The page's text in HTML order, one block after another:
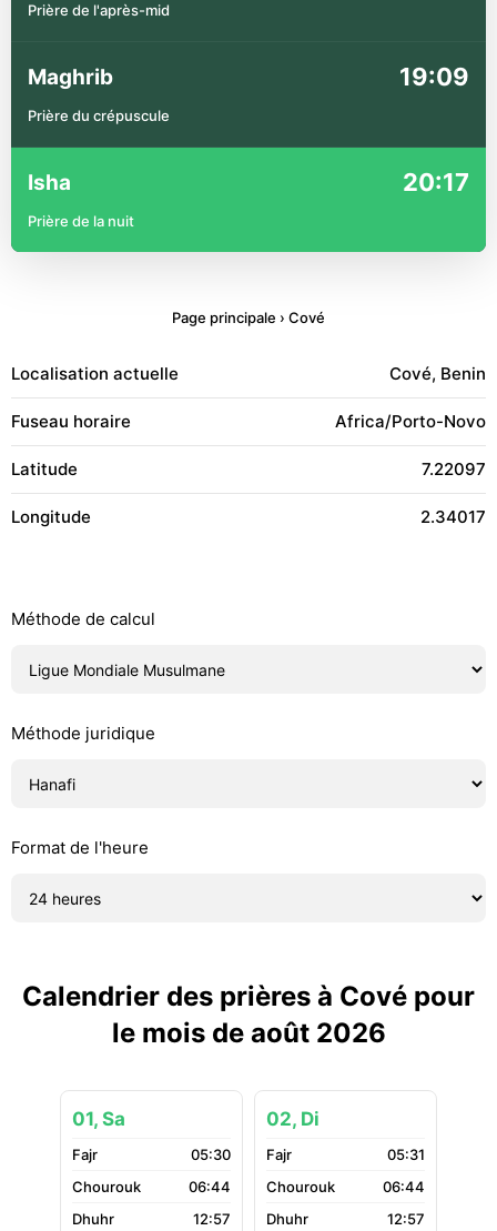
Prière de l'après-mid
Maghrib 19:09
Prière du crépuscule
Isha 20:17
Prière de la nuit
Page principale › Cové
Localisation actuelle Cové, Benin
Fuseau horaire Africa/Porto-Novo
Latitude 7.22097
Longitude 2.34017
Méthode de calcul
Méthode juridique
Format de l'heure
Calendrier des prières à Cové pour
le mois de août 2026
01, Sa
05:30
06:44
12:57
02, Di
05:31
06:44
12:57